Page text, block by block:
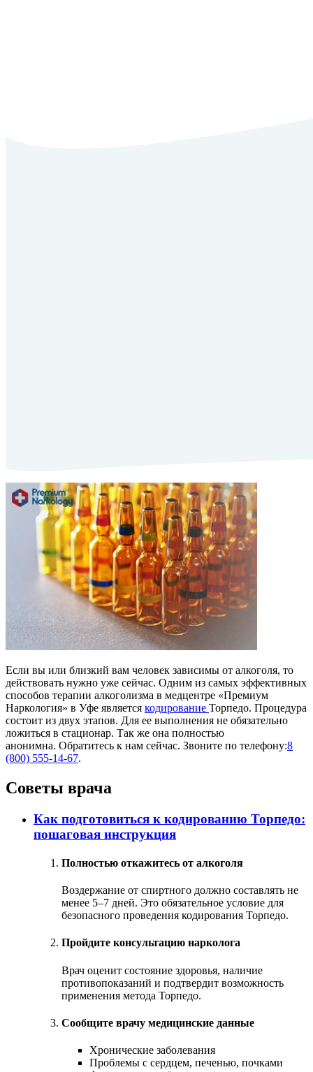
Если вы или близкий вам человек зависимы от алкоголя, то
действовать нужно уже сейчас. Одним из самых эффективных
способов терапии алкоголизма в медцентре «Премиум
Наркология» в Уфе является кодирование Торпедо. Процедура
состоит из двух этапов. Для ее выполнения не обязательно
ложиться в стационар. Так же она полностью
анонимна. Обратитесь к нам сейчас. Звоните по телефону:8
(800) 555-14-67.
Советы врача
Как подготовиться к кодированию Торпедо:
пошаговая инструкция
Полностью откажитесь от алкоголя
Воздержание от спиртного должно составлять не
менее 5–7 дней. Это обязательное условие для
безопасного проведения кодирования Торпедо.
Пройдите консультацию нарколога
Врач оценит состояние здоровья, наличие
противопоказаний и подтвердит возможность
применения метода Торпедо.
Сообщите врачу медицинские данные
Хронические заболевания
Проблемы с сердцем, печенью, почками